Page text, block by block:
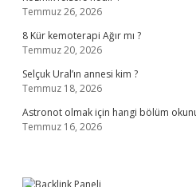
Temmuz 26, 2026
8 Kür kemoterapi Ağır mı ?
Temmuz 20, 2026
Selçuk Ural’ın annesi kim ?
Temmuz 18, 2026
Astronot olmak için hangi bölüm
Temmuz 16, 2026